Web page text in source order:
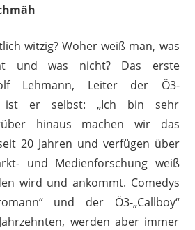
witzig? Woher weiß man, was
und was nicht? Das erste
Lehmann, Leiter der Ö3-
ist er selbst: „Ich bin sehr
hinaus machen wir das
20 Jahren und verfügen über
und Medienforschung weiß
wird und ankommt. Comedys
und der Ö3-„Callboy“
werden aber immer